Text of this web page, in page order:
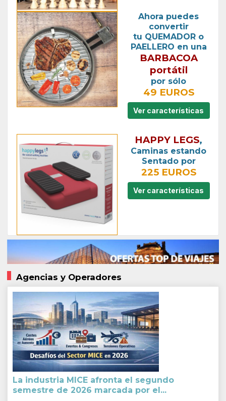
Ahora puedes
convertir
tu QUEMADOR o
PAELLERO en una
BARBACOA
portátil
por sólo
49 EUROS
Ver características
HAPPY LEGS,
Caminas estando
Sentado por
225 EUROS
Ver características
Agencias y Operadores
La industria MICE afronta el segundo
semestre de 2026 marcada por el...